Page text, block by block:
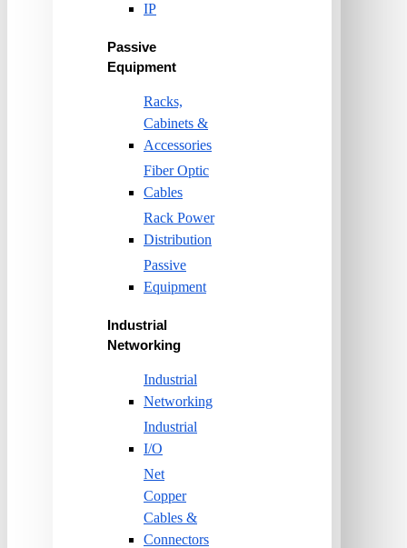
IP
Passive
Equipment
Racks,
Cabinets &
Accessories
Fiber Optic
Cables
Rack Power
Distribution
Passive
Equipment
Industrial
Networking
Industrial
Networking
Industrial
I/O
Net
Copper
Cables &
Connectors